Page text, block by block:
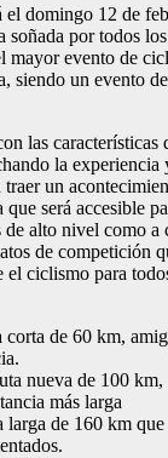
domingo 12 de
soñada por todos
mayor evento de
siendo un evento
las características
la experiencia
un
será accesible
de alto nivel como a
de competición
el ciclismo para
corta de 60 km,
nueva de 100
más larga
larga de 160 km